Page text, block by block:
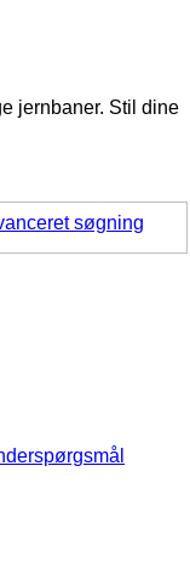
jernbaner. Stil dine
søgning